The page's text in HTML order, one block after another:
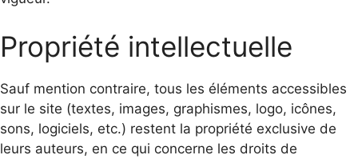
Propriété intellectuelle
Sauf mention contraire, tous les éléments accessibles
sur le site (textes, images, graphismes, logo, icônes,
sons, logiciels, etc.) restent la propriété exclusive de
leurs auteurs, en ce qui concerne les droits de